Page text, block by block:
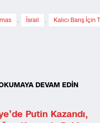
, İsrail , Kalıcı Barış
DEVAM EDİN
Putin Kazandı,